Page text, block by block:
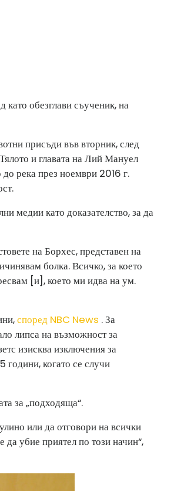
обезглави съученик, на
присъди във вторник, след
и главата на Лий Мануел
река през ноември 2016 г.
медии като доказателство, за да
на Борхес, представен на
болка. Всичко, за което
[и], което ми идва на ум.
според NBC News . За
липса на възможност за
изисква изключения за
години, когато се случи
за „подходяща“.
или да отговори на всички
убие приятел по този начин“,